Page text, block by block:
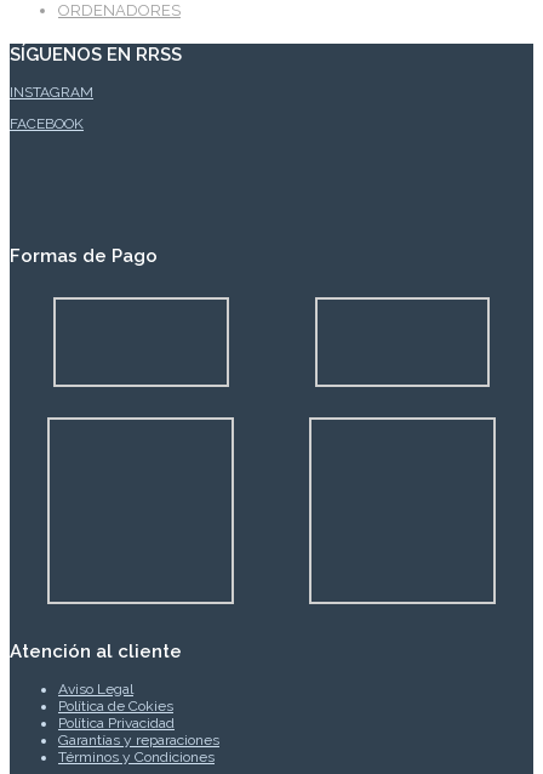
ORDENADORES
SÍGUENOS EN RRSS
INSTAGRAM
FACEBOOK
Formas de Pago
Atención al cliente
Aviso Legal
Política de Cokies
Política Privacidad
Garantías y reparaciones
Términos y Condiciones